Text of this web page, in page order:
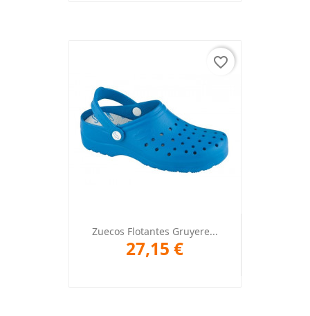
Zuecos Flotantes Gruyere...
27,15 €
favorite_border